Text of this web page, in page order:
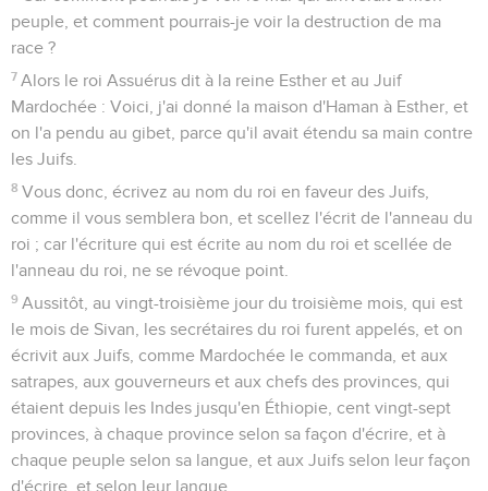
peuple, et comment pourrais-je voir la destruction de ma
race ?
7 Alors le roi Assuérus dit à la reine Esther et au Juif
Mardochée : Voici, j'ai donné la maison d'Haman à Esther, et
on l'a pendu au gibet, parce qu'il avait étendu sa main contre
les Juifs.
8 Vous donc, écrivez au nom du roi en faveur des Juifs,
comme il vous semblera bon, et scellez l'écrit de l'anneau du
roi ; car l'écriture qui est écrite au nom du roi et scellée de
l'anneau du roi, ne se révoque point.
9 Aussitôt, au vingt-troisième jour du troisième mois, qui est
le mois de Sivan, les secrétaires du roi furent appelés, et on
écrivit aux Juifs, comme Mardochée le commanda, et aux
satrapes, aux gouverneurs et aux chefs des provinces, qui
étaient depuis les Indes jusqu'en Éthiopie, cent vingt-sept
provinces, à chaque province selon sa façon d'écrire, et à
chaque peuple selon sa langue, et aux Juifs selon leur façon
d'écrire, et selon leur langue.